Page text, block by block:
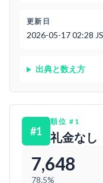
更新日
2026-05-17 02:28
出典と数え方
#1
順位 # 1
礼金なし
7,648
78.5%